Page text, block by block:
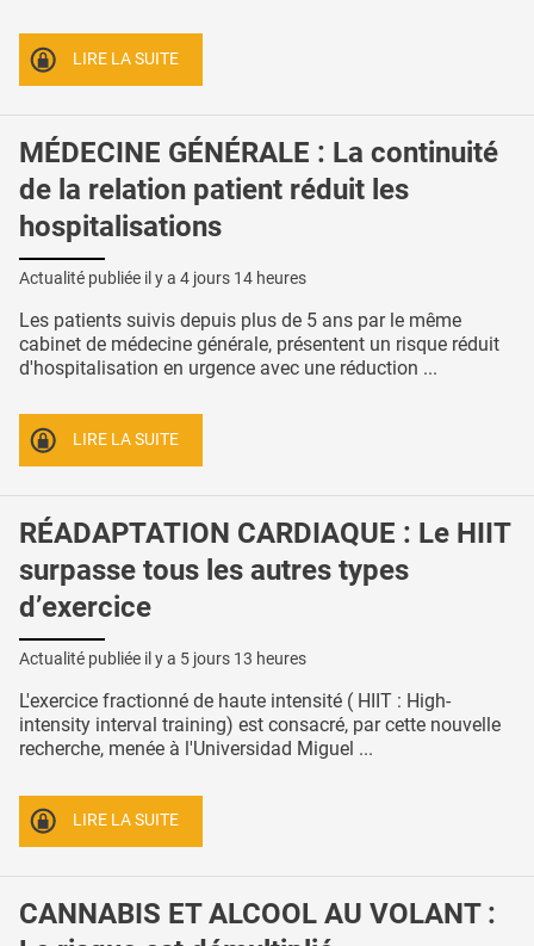
LIRE LA SUITE
MÉDECINE GÉNÉRALE : La continuité
de la relation patient réduit les
hospitalisations
Actualité publiée il y a 4 jours 14 heures
Les patients suivis depuis plus de 5 ans par le même
cabinet de médecine générale, présentent un risque réduit
d'hospitalisation en urgence avec une réduction ...
LIRE LA SUITE
RÉADAPTATION CARDIAQUE : Le HIIT
surpasse tous les autres types
d’exercice
Actualité publiée il y a 5 jours 13 heures
L'exercice fractionné de haute intensité ( HIIT : High-
intensity interval training) est consacré, par cette nouvelle
recherche, menée à l'Universidad Miguel ...
LIRE LA SUITE
CANNABIS ET ALCOOL AU VOLANT :